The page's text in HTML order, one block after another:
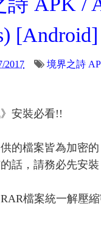
2017 境界之詩
》安裝必看!!
的檔案皆為加密
話，請務必先安裝
檔案統一解壓縮